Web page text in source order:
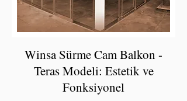
Winsa Sürme Cam Balkon -
Teras Modeli: Estetik ve
Fonksiyonel